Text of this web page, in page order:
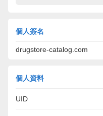
個人簽名
drugstore-catalog.com
個人資料
UID